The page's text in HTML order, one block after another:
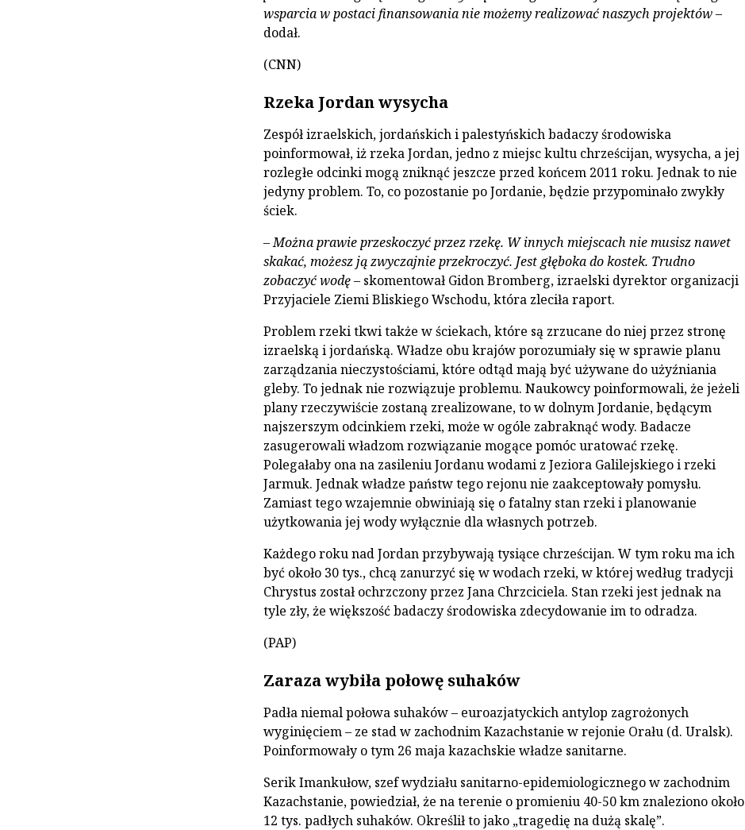
wsparcia w postaci finansowania nie możemy realizować naszych projektów–
dodał.
(CNN)
Rzeka Jordan wysycha
Zespół izraelskich, jordańskich i palestyńskich badaczy środowiska
poinformował, iż rzeka Jordan, jedno z miejsc kultu chrześcijan, wysycha, a jej
rozległe odcinki mogą zniknąć jeszcze przed końcem 2011 roku. Jednak to nie
jedyny problem. To, co pozostanie po Jordanie, będzie przypominało zwykły
ściek.
–Można prawie przeskoczyć przez rzekę. W innych miejscach nie musisz nawet
skakać, możesz ją zwyczajnie przekroczyć. Jest głęboka do kostek. Trudno
zobaczyć wodę– skomentował Gidon Bromberg, izraelski dyrektor organizacji
Przyjaciele Ziemi Bliskiego Wschodu, która zleciła raport.
Problem rzeki tkwi także w ściekach, które są zrzucane do niej przez stronę
izraelską i jordańską. Władze obu krajów porozumiały się w sprawie planu
zarządzania nieczystościami, które odtąd mają być używane do użyźniania
gleby. To jednak nie rozwiązuje problemu. Naukowcy poinformowali, że jeżeli
plany rzeczywiście zostaną zrealizowane, to w dolnym Jordanie, będącym
najszerszym odcinkiem rzeki, może w ogóle zabraknąć wody. Badacze
zasugerowali władzom rozwiązanie mogące pomóc uratować rzekę.
Polegałaby ona na zasileniu Jordanu wodami z Jeziora Galilejskiego i rzeki
Jarmuk. Jednak władze państw tego rejonu nie zaakceptowały pomysłu.
Zamiast tego wzajemnie obwiniają się o fatalny stan rzeki i planowanie
użytkowania jej wody wyłącznie dla własnych potrzeb.
Każdego roku nad Jordan przybywają tysiące chrześcijan. W tym roku ma ich
być około 30 tys., chcą zanurzyć się w wodach rzeki, w której według tradycji
Chrystus został ochrzczony przez Jana Chrzciciela. Stan rzeki jest jednak na
tyle zły, że większość badaczy środowiska zdecydowanie im to odradza.
(PAP)
Zaraza wybiła połowę suhaków
Padła niemal połowa suhaków – euroazjatyckich antylop zagrożonych
wyginięciem – ze stad w zachodnim Kazachstanie w rejonie Orału (d. Uralsk).
Poinformowały o tym 26 maja kazachskie władze sanitarne.
Serik Imankułow, szef wydziału sanitarno-epidemiologicznego w zachodnim
Kazachstanie, powiedział, że na terenie o promieniu 40-50 km znaleziono około
12 tys. padłych suhaków. Określił to jako „tragedię na dużą skalę”.